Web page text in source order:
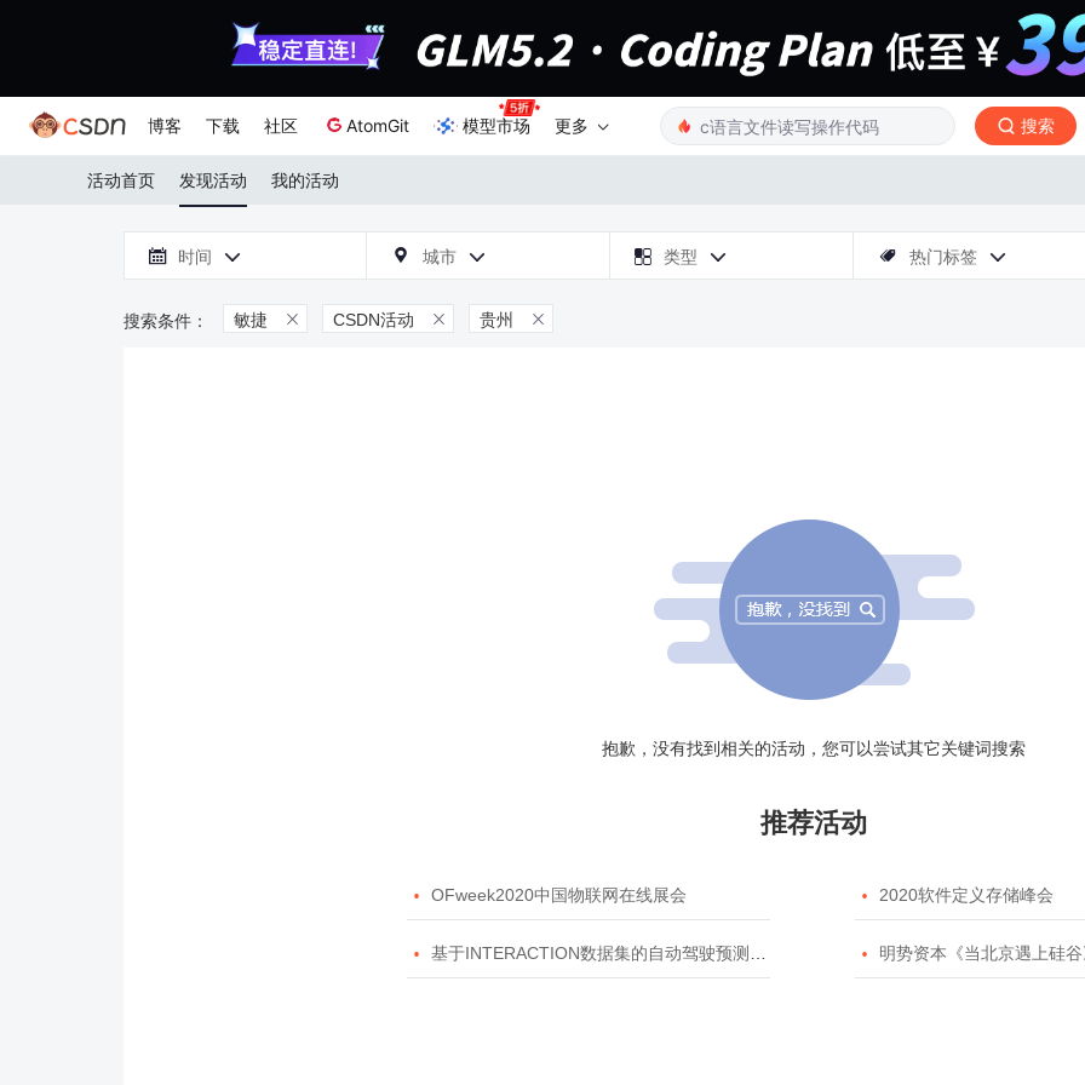
博客 下载 社区 AtomGit 模型市场 更多 搜索
活动首页 发现活动 我的活动
 时间   城市   类型   热门标签 
敏捷  CSDN活动  贵州 
抱歉，没有找到相关的活动，您可以尝试其它关键词搜索
推荐活动
 OFweek2020中国物联网在线展会  2020软件定义存储峰会
 基于INTERACTION数据集的自动驾驶预测模型挑战赛  明势资本《当北京遇上硅谷》系列